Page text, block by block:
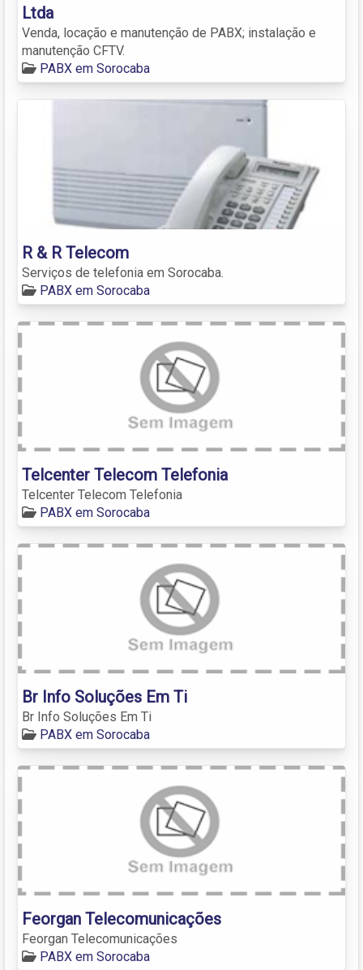
Ltda
Venda, locação e manutenção de PABX; instalação e
manutenção CFTV.
PABX em Sorocaba
R & R Telecom
Serviços de telefonia em Sorocaba.
PABX em Sorocaba
Telcenter Telecom Telefonia
Telcenter Telecom Telefonia
PABX em Sorocaba
Br Info Soluções Em Ti
Br Info Soluções Em Ti
PABX em Sorocaba
Feorgan Telecomunicações
Feorgan Telecomunicações
PABX em Sorocaba